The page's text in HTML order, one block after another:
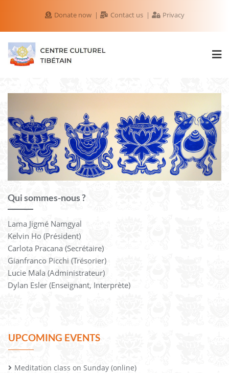
Donate now Contact us Privacy
Qui sommes-nous ?
Lama Jigmé Namgyal
Kelvin Ho (Président)
Carlota Pracana (Secrétaire)
Gianfranco Picchi (Trésorier)
Lucie Mala (Administrateur)
Dylan Esler (Enseignant, Interprète)
UPCOMING EVENTS
Meditation class on Sunday (online)